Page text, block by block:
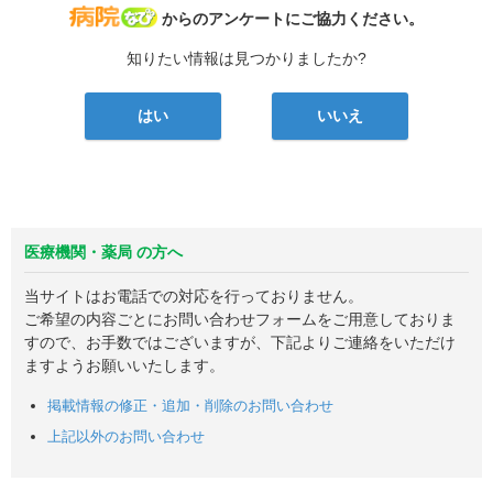
病院なび
からのアンケートにご協力ください。
知りたい情報は見つかりましたか?
はい いいえ
医療機関・薬局 の方へ
当サイトはお電話での対応を行っておりません。
ご希望の内容ごとにお問い合わせフォームをご用意しておりま
すので、お手数ではございますが、下記よりご連絡をいただけ
ますようお願いいたします。
掲載情報の修正・追加・削除のお問い合わせ
上記以外のお問い合わせ